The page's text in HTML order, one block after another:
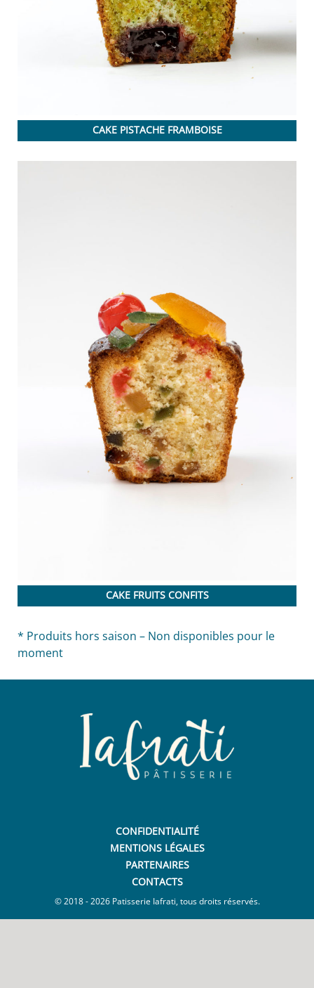
CAKE PISTACHE FRAMBOISE
CAKE FRUITS CONFITS
* Produits hors saison – Non disponibles pour le
moment
CONFIDENTIALITÉ
MENTIONS LÉGALES
PARTENAIRES
CONTACTS
© 2018 - 2026 Patisserie Iafrati, tous droits réservés.